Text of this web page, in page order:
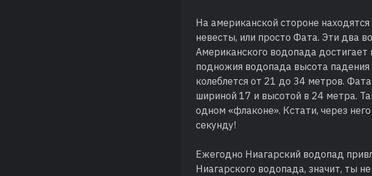
На американской стороне
невесты, или просто Фата. Эти два
Американского водопада
подножия водопада высота падения
колеблется от 21 до 34 метров.
шириной 17 и высотой в 24 метра.
одном «флаконе». Кстати, через
секунду!
Ежегодно Ниагарский водопад
Ниагарского водопада, значит, ты